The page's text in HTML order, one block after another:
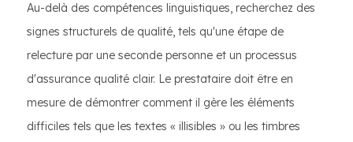
Au-delà des compétences linguistiques, recherchez des
signes structurels de qualité, tels qu'une étape de
relecture par une seconde personne et un processus
d'assurance qualité clair. Le prestataire doit être en
mesure de démontrer comment il gère les éléments
difficiles tels que les textes « illisibles » ou les timbres